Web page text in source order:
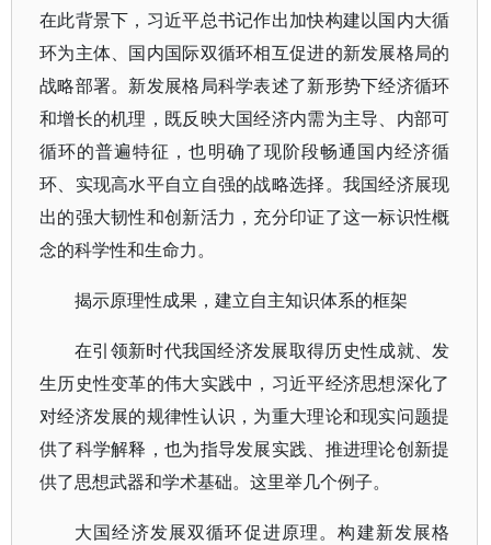
在此背景下，习近平总书记作出加快构建以国内大循
环为主体、国内国际双循环相互促进的新发展格局的
战略部署。新发展格局科学表述了新形势下经济循环
和增长的机理，既反映大国经济内需为主导、内部可
循环的普遍特征，也明确了现阶段畅通国内经济循
环、实现高水平自立自强的战略选择。我国经济展现
出的强大韧性和创新活力，充分印证了这一标识性概
念的科学性和生命力。
揭示原理性成果，建立自主知识体系的框架
在引领新时代我国经济发展取得历史性成就、发
生历史性变革的伟大实践中，习近平经济思想深化了
对经济发展的规律性认识，为重大理论和现实问题提
供了科学解释，也为指导发展实践、推进理论创新提
供了思想武器和学术基础。这里举几个例子。
大国经济发展双循环促进原理。构建新发展格